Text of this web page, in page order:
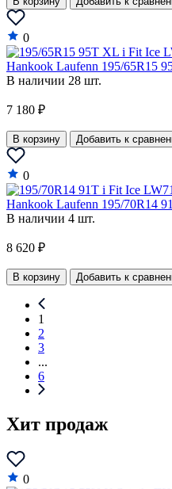
0
Hankook Laufenn 195/65R15
В наличии 28 шт.
7 180 ₽
В корзину Добавить к
0
Hankook Laufenn 195/70R14
В наличии 4 шт.
8 620 ₽
В корзину Добавить к
1
2
3
...
6
Хит продаж
0